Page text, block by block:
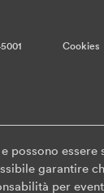
Cookies
essere
garantire
per